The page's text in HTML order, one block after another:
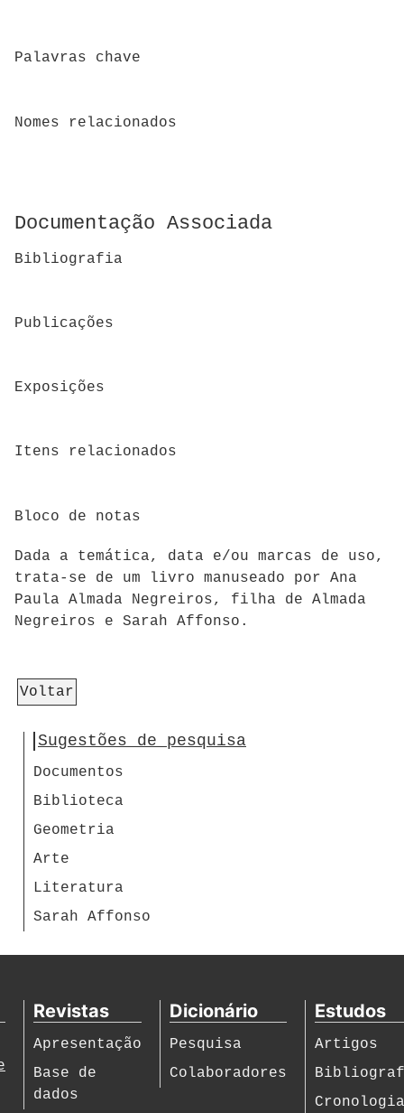
Palavras chave
Nomes relacionados
Documentação Associada
Bibliografia
Publicações
Exposições
Itens relacionados
Bloco de notas
Dada a temática, data e/ou marcas de uso,
trata-se de um livro manuseado por Ana
Paula Almada Negreiros, filha de Almada
Negreiros e Sarah Affonso.
Voltar
Sugestões de pesquisa
Documentos
Biblioteca
Geometria
Arte
Literatura
Sarah Affonso
Revistas
Apresentação
Base de
dados
Dicionário
Pesquisa
Colaboradores
Estudos
Artigos